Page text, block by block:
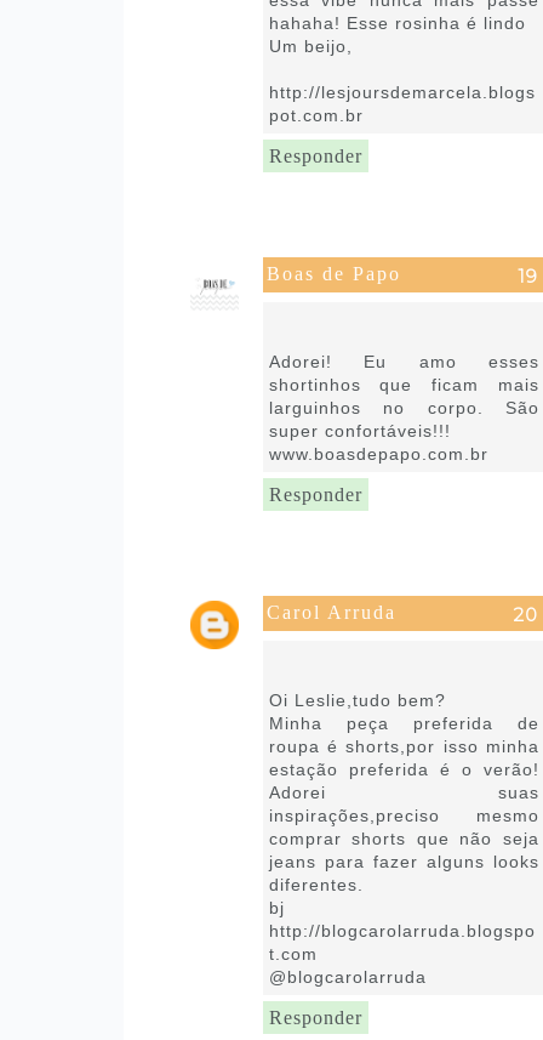
hahaha! Esse rosinha é lindo
Um beijo,
http://lesjoursdemarcela.blogs
pot.com.br
Responder
Boas de Papo
Adorei! Eu amo esses
shortinhos que ficam mais
larguinhos no corpo. São
super confortáveis!!!
www.boasdepapo.com.br
Responder
Carol Arruda
Oi Leslie,tudo bem?
Minha peça preferida de
roupa é shorts,por isso minha
estação preferida é o verão!
Adorei suas
inspirações,preciso mesmo
comprar shorts que não seja
jeans para fazer alguns looks
diferentes.
bj
http://blogcarolarruda.blogspo
t.com
@blogcarolarruda
Responder